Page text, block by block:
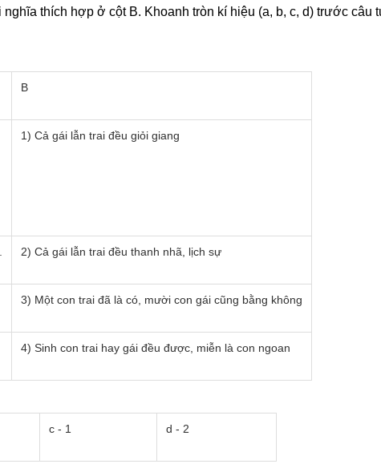
thích hợp ở cột B. Khoanh tròn kí hiệu (a, b, c, d) trước câu
B
1) Cả gái lẫn trai đều giỏi giang
2) Cả gái lẫn trai đều thanh nhã, lịch sự
3) Một con trai đã là có, mười con gái cũng bằng không
4) Sinh con trai hay gái đều được, miễn là con ngoan
c - 1 d - 2